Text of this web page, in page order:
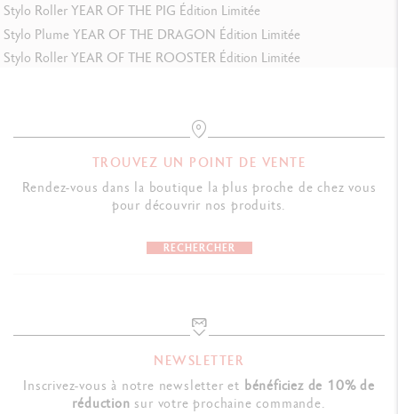
Stylo Roller YEAR OF THE PIG Édition Limitée
Stylo Plume YEAR OF THE DRAGON Édition Limitée
Stylo Roller YEAR OF THE ROOSTER Édition Limitée
TROUVEZ UN POINT DE VENTE
Rendez-vous dans la boutique la plus proche de chez vous
pour découvrir nos produits.
RECHERCHER
NEWSLETTER
Inscrivez-vous à notre newsletter et bénéficiez de 10% de
réduction sur votre prochaine commande.